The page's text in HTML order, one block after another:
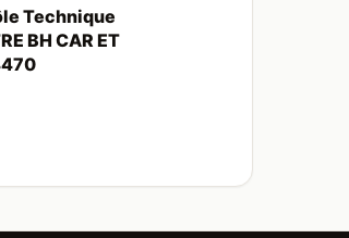
Technique
BH CAR ET